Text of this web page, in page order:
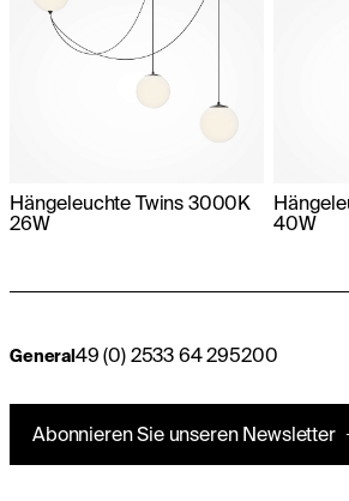
Hängeleuchte Twins 3000K
26W
40W
General49 (0) 2533 64 295200
Abonnieren Sie unseren Newsletter